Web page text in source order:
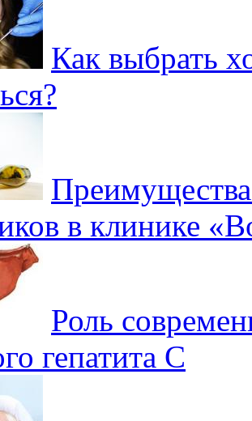
Как выбрать
в клинике
Роль
гепатита C